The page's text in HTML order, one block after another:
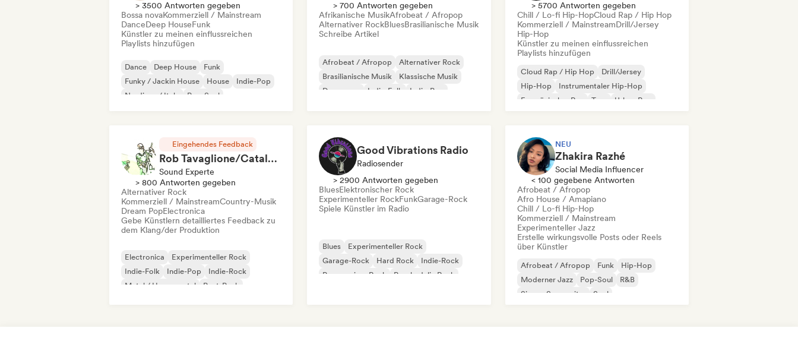
> 3500 Antworten gegeben
Bossa novaKommerziell / Mainstream
DanceDeep HouseFunk
Künstler zu meinen einflussreichen
Playlists hinzufügen
Dance Deep House
Funk
Funky / Jackin House
House
Indie-Pop
Nu-disco / Italo
Pop-Soul
> 700 Antworten gegeben
Afrikanische MusikAfrobeat / Afropop
Alternativer RockBluesBrasilianische Musik
Schreibe Artikel
Afrobeat / Afropop
Alternativer Rock
Brasilianische Musik
Klassische Musik
Dance pop
Indie-Folk
Indie-Pop
> 5700 Antworten gegeben
Chill / Lo-fi Hip-HopCloud Rap / Hip Hop
Kommerziell / MainstreamDrill/Jersey
Hip-Hop
Künstler zu meinen einflussreichen
Playlists hinzufügen
Cloud Rap / Hip Hop
Drill/Jersey
Hip-Hop
Instrumentaler Hip-Hop
Französischer Rap
Trap
Urban Pop
Eingehendes Feedback
Rob Tavaglione/Catalyst Recording
Sound Experte
> 800 Antworten gegeben
Alternativer Rock
Kommerziell / MainstreamCountry-Musik
Dream PopElectronica
Gebe Künstlern detailliertes Feedback zu
dem Klang/der Produktion
Electronica
Experimenteller Rock
Indie-Folk
Indie-Pop
Indie-Rock
Metal / Heavy metal
Post-Punk
Good Vibrations Radio
Radiosender
> 2900 Antworten gegeben
BluesElektronischer Rock
Experimenteller RockFunkGarage-Rock
Spiele Künstler im Radio
Blues
Experimenteller Rock
Garage-Rock
Hard Rock
Indie-Rock
Progressiver Rock
Psychedelic Rock
NEU
Zhakira Razhé
Social Media Influencer
< 100 gegebene Antworten
Afrobeat / Afropop
Afro House / Amapiano
Chill / Lo-fi Hip-Hop
Kommerziell / Mainstream
Experimenteller Jazz
Erstelle wirkungsvolle Posts oder Reels
über Künstler
Afrobeat / Afropop Funk
Hip-Hop
Moderner Jazz
Pop-Soul
R&B
Singer-Songwriter
Soul